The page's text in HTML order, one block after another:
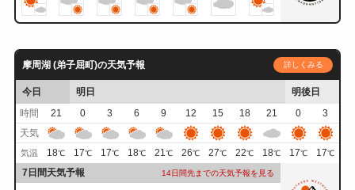
摩周湖 (弟子屈町)の天気予報 詳しくみる
今日 明日
明後日
時間
21 0 3 6 9 12 15 18 21 0
3
天気
気温 18℃ 17℃ 17℃ 18℃ 21℃ 26℃ 27℃ 22℃ 18℃ 17℃ 17℃
7日間天気予報 14日間先までの天気予報を見る